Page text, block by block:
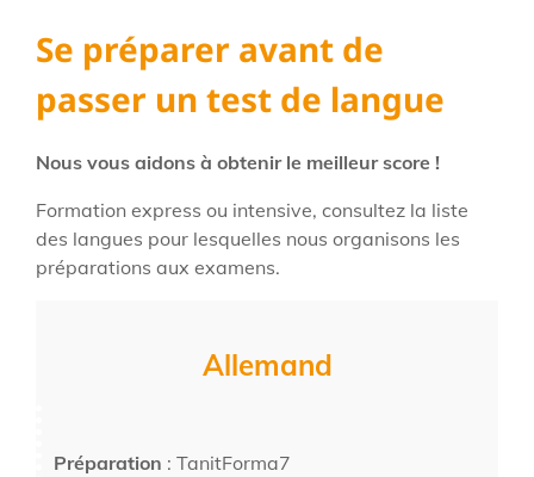
Se préparer avant de
passer un test de langue
Nous vous aidons à obtenir le meilleur score !
Formation express ou intensive, consultez la liste
des langues pour lesquelles nous organisons les
préparations aux examens.
Allemand
Préparation : TanitForma7